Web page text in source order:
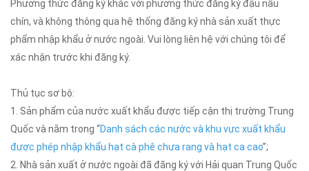
Phương thức đăng ký khác với phương thức đăng ký đậu nấu
chín, và không thông qua hệ thống đăng ký nhà sản xuất thực
phẩm nhập khẩu ở nước ngoài. Vui lòng liên hệ với chúng tôi để
xác nhận trước khi đăng ký.
Thủ tục sơ bộ:
1. Sản phẩm của nước xuất khẩu được tiếp cận thị trường Trung
Quốc và nằm trong “Danh sách các nước và khu vực xuất khẩu
được phép nhập khẩu hạt cà phê chưa rang và hạt ca cao”;
2. Nhà sản xuất ở nước ngoài đã đăng ký với Hải quan Trung Quốc